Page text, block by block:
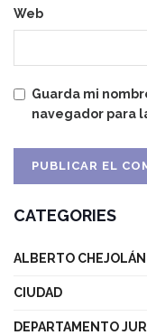
Web
Guarda mi
navegador para
CATEGORIES
ALBERTO CHEJOLÁN
CIUDAD
DEPARTAMENTO